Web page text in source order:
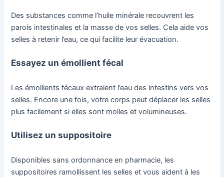
Des substances comme l’huile minérale recouvrent les
parois intestinales et la masse de vos selles. Cela aide vos
selles à retenir l’eau, ce qui facilite leur évacuation.
Essayez un émollient fécal
Les émollients fécaux extraient l’eau des intestins vers vos
selles. Encore une fois, votre corps peut déplacer les selles
plus facilement si elles sont molles et volumineuses.
Utilisez un suppositoire
Disponibles sans ordonnance en pharmacie, les
suppositoires ramollissent les selles et vous aident à les